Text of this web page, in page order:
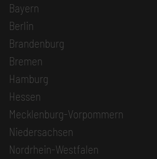
Bayern
Berlin
Brandenburg
Bremen
Hamburg
Hessen
Mecklenburg-Vorpommern
Niedersachsen
Nordrhein-Westfalen